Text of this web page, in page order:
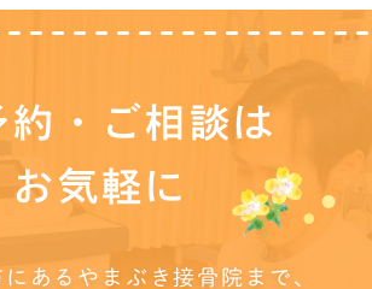
約・ご相談は
お気軽に
あるやまぶき接骨院まで、